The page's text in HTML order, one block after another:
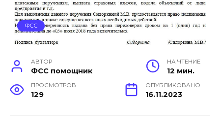
ФСС
АВТОР
ФСС помощник
НА ЧТЕНИЕ
12 мин.
ПРОСМОТРОВ
129
ОПУБЛИКОВАНО
16.11.2023